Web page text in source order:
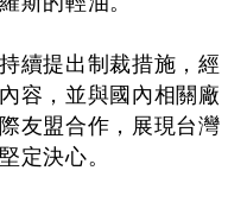
續提出制裁措施，經
容，並與國內相關廠
友盟合作，展現台灣
定決心。